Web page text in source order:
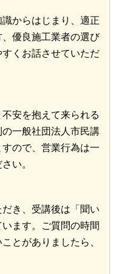
からはじまり、適正
優良施工業者の選び
くお話させていただ
安を抱えて来られる
一般社団法人市民講
ので、営業行為は一
い。
き、受講後は「聞い
ます。ご質問の時間
とがありましたら、